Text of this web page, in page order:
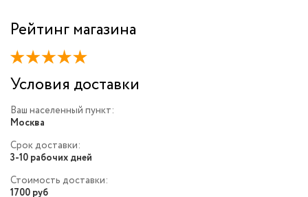
Рейтинг магазина
Условия доставки
Ваш населенный пункт:
Москва
Срок доставки:
3-10 рабочих дней
Стоимость доставки:
1700 руб